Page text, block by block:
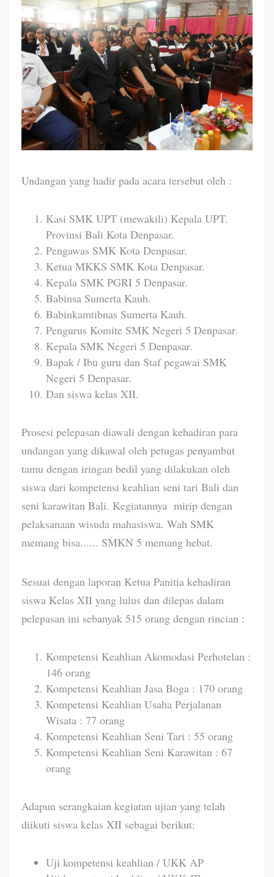
Undangan yang hadir pada acara tersebut oleh :
Kasi SMK UPT (mewakili) Kepala UPT.
Provinsi Bali Kota Denpasar.
Pengawas SMK Kota Denpasar.
Ketua MKKS SMK Kota Denpasar.
Kepala SMK PGRI 5 Denpasar.
Babinsa Sumerta Kauh.
Babinkamtibnas Sumerta Kauh.
Pengurus Komite SMK Negeri 5 Denpasar.
Kepala SMK Negeri 5 Denpasar.
Bapak / Ibu guru dan Staf pegawai SMK
Negeri 5 Denpasar.
Dan siswa kelas XII.
Prosesi pelepasan diawali dengan kehadiran para
undangan yang dikawal oleh petugas penyambut
tamu dengan iringan bedil yang dilakukan oleh
siswa dari kompetensi keahlian seni tari Bali dan
seni karawitan Bali. Kegiatannya mirip dengan
pelaksanaan wisuda mahasiswa. Wah SMK
memang bisa...... SMKN 5 memang hebat.
Sesuai dengan laporan Ketua Panitia kehadiran
siswa Kelas XII yang lulus dan dilepas dalam
pelepasan ini sebanyak 515 orang dengan rincian :
Kompetensi Keahlian Akomodasi Perhotelan :
146 orang
Kompetensi Keahlian Jasa Boga : 170 orang
Kompetensi Keahlian Usaha Perjalanan
Wisata : 77 orang
Kompetensi Keahlian Seni Tari : 55 orang
Kompetensi Keahlian Seni Karawitan : 67
orang
Adapun serangkaian kegiatan ujian yang telah
diikuti siswa kelas XII sebagai berikut:
Uji kompetensi keahlian / UKK AP